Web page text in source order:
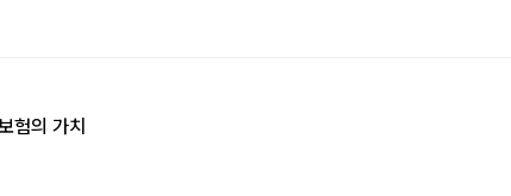
험의 가치